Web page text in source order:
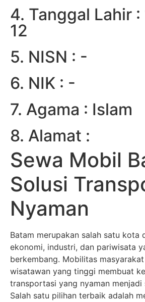
4. Tanggal Lahir
12
5. NISN : -
6. NIK : -
7. Agama : Islam
8. Alamat :
Sewa Mobil
Solusi
Nyaman
Batam merupakan salah satu kota
ekonomi, industri, dan pariwisata
berkembang. Mobilitas
wisatawan yang tinggi membuat
transportasi yang nyaman menjadi
Salah satu pilihan terbaik adalah